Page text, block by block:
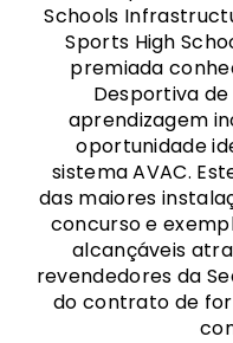
Schools
Sports High
premiada
Desportiva
aprendizagem
oportunidade
sistema AVAC.
das maiores
concurso e
alcançáveis
revendedores da
do contrato de